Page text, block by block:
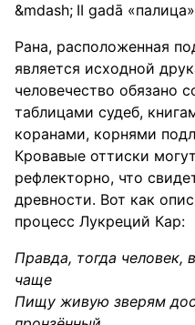
II gadā
Рана, расположенная
является исходной
человечество обязано
таблицами судеб,
коранами, корнями
Кровавые оттиски
рефлекторно, что
древности. Вот как
процесс Лукреций Кар:
Правда, тогда человек,
чаще
Пищу живую зверям